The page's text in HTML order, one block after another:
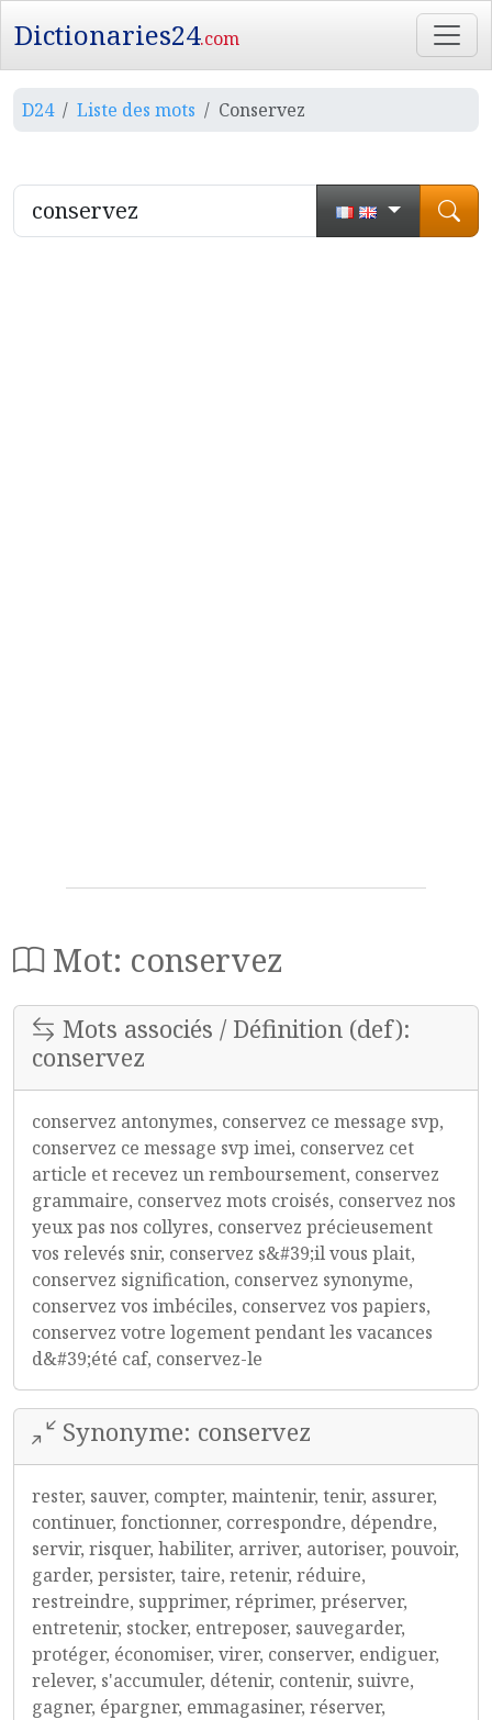
Dictionaries24.com
D24 Liste des mots Conservez
Mot: conservez
Mots associés / Définition (def):
conservez
conservez antonymes, conservez ce message svp,
conservez ce message svp imei, conservez cet
article et recevez un remboursement, conservez
grammaire, conservez mots croisés, conservez nos
yeux pas nos collyres, conservez précieusement
vos relevés snir, conservez s&#39;il vous plait,
conservez signification, conservez synonyme,
conservez vos imbéciles, conservez vos papiers,
conservez votre logement pendant les vacances
d&#39;été caf, conservez-le
Synonyme: conservez
rester, sauver, compter, maintenir, tenir, assurer,
continuer, fonctionner, correspondre, dépendre,
servir, risquer, habiliter, arriver, autoriser, pouvoir,
garder, persister, taire, retenir, réduire,
restreindre, supprimer, réprimer, préserver,
entretenir, stocker, entreposer, sauvegarder,
protéger, économiser, virer, conserver, endiguer,
relever, s'accumuler, détenir, contenir, suivre,
gagner, épargner, emmagasiner, réserver,